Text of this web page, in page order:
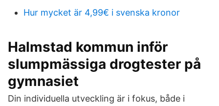
Hur mycket är 4,99€ i svenska kronor
Halmstad kommun inför
slumpmässiga drogtester på
gymnasiet
Din individuella utveckling är i fokus, både i